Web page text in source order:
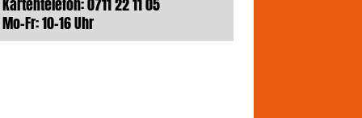
Kartentelefon: 0711 22 11 05
Mo-Fr: 10-16 Uhr